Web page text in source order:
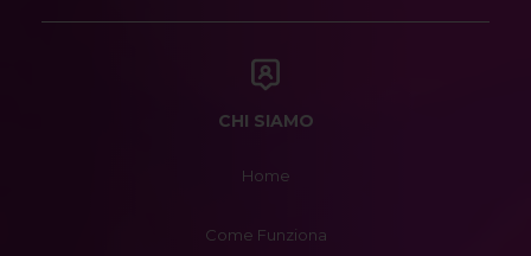
CHI SIAMO
Home
Come Funziona